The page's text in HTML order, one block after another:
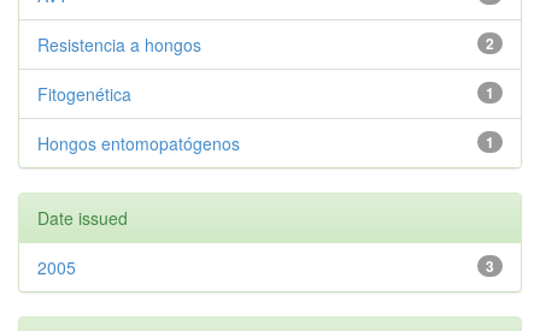
2
Resistencia a hongos
1
Fitogenética
1
Hongos entomopatógenos
Date issued
3
2005